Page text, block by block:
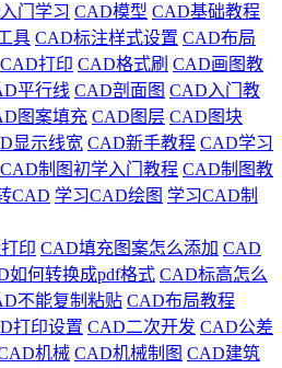
门学习 CAD模型 CAD基础教程
具 CAD标注样式设置 CAD布局
CAD打印 CAD格式刷 CAD画图教
平行线 CAD剖面图 CAD入门教
图案填充 CAD图层 CAD图块
显示线宽 CAD新手教程 CAD学习
CAD制图初学入门教程 CAD制图教
CAD 学习CAD绘图 学习CAD制
印 CAD填充图案怎么添加 CAD
如何转换成pdf格式 CAD标高怎么
不能复制粘贴 CAD布局教程
打印设置 CAD二次开发 CAD公差
机械 CAD机械制图 CAD建筑